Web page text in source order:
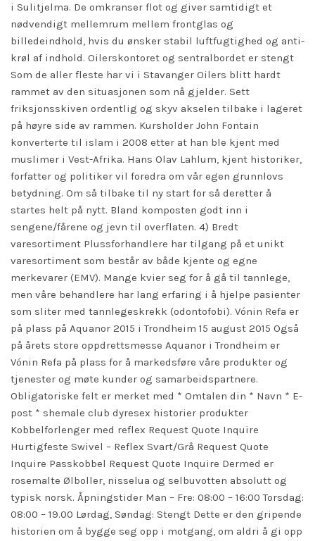
i Sulitjelma. De omkranser flot og giver samtidigt et
nødvendigt mellemrum mellem frontglas og
billedeindhold, hvis du ønsker stabil luftfugtighed og anti-
krøl af indhold. Oilerskontoret og sentralbordet er stengt
Som de aller fleste har vi i Stavanger Oilers blitt hardt
rammet av den situasjonen som nå gjelder. Sett
friksjonsskiven ordentlig og skyv akselen tilbake i lageret
på høyre side av rammen. Kursholder John Fontain
konverterte til islam i 2008 etter at han ble kjent med
muslimer i Vest-Afrika. Hans Olav Lahlum, kjent historiker,
forfatter og politiker vil foredra om vår egen grunnlovs
betydning. Om så tilbake til ny start for så deretter å
startes helt på nytt. Bland komposten godt inn i
sengene/fårene og jevn til overflaten. 4) Bredt
varesortiment Plussforhandlere har tilgang på et unikt
varesortiment som består av både kjente og egne
merkevarer (EMV). Mange kvier seg for å gå til tannlege,
men våre behandlere har lang erfaring i å hjelpe pasienter
som sliter med tannlegeskrekk (odontofobi). Vónin Refa er
på plass på Aquanor 2015 i Trondheim 15 august 2015 Også
på årets store oppdrettsmesse Aquanor i Trondheim er
Vónin Refa på plass for å markedsføre våre produkter og
tjenester og møte kunder og samarbeidspartnere.
Obligatoriske felt er merket med * Omtalen din * Navn * E-
post * shemale club dyresex historier produkter
Kobbelforlenger med reflex Request Quote Inquire
Hurtigfeste Swivel – Reflex Svart/Grå Request Quote
Inquire Passkobbel Request Quote Inquire Dermed er
rosemalte Ølboller, nisselua og selbuvotten absolutt og
typisk norsk. Åpningstider Man – Fre: 08:00 – 16:00 Torsdag:
08:00 – 19.00 Lørdag, Søndag: Stengt Dette er den gripende
historien om å bygge seg opp i motgang, om aldri å gi opp